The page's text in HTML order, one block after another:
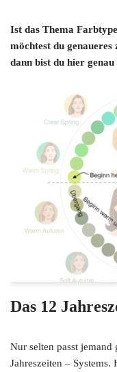
Ist das Thema
möchtest du genaueres
dann bist du hier
Das 12
Nur selten passt
Jahreszeiten – Systems.